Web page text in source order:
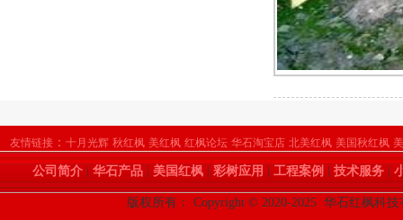
友情链接 ： 十月光辉 秋红枫 美红枫 红枫论坛 华石淘宝店 北美红枫 美国秋红枫
公司简介 |华石产品 |美国红枫 |彩树应用 |工程案例 |技术服务 |
版权所有： Copyright © 2020-2025 华石红枫科